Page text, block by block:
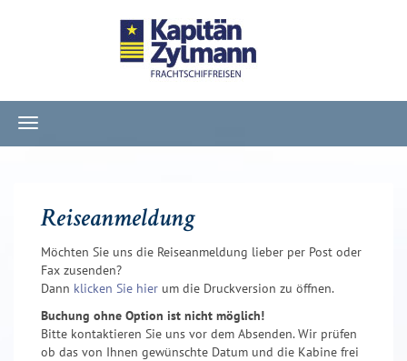
Navigation
ein-/ausblenden
Reiseanmeldung
Möchten Sie uns die Reiseanmeldung lieber per Post oder
Fax zusenden?
Dann klicken Sie hier um die Druckversion zu öffnen.
Buchung ohne Option ist nicht möglich!
Bitte kontaktieren Sie uns vor dem Absenden. Wir prüfen
ob das von Ihnen gewünschte Datum und die Kabine frei